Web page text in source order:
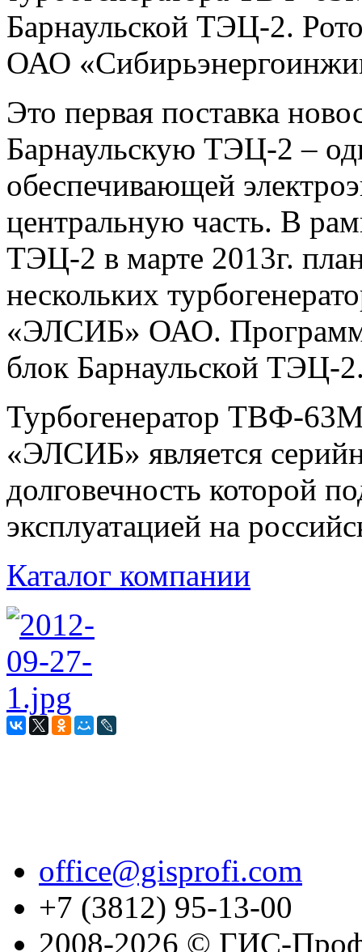
Барнаульской ТЭЦ-2.
ОАО
Это первая поставка
Барнаульскую ТЭЦ-2 –
обеспечивающей
центральную часть. В
ТЭЦ-2 в марте 2013г.
нескольких
«ЭЛСИБ» ОАО.
блок Барнаульской ТЭЦ-
Турбогенератор ТВФ-
«ЭЛСИБ» является
долговечность которой
эксплуатацией на
Каталог компании
office@gisprofi.com
+7 (3812) 95-13-00
2008-2026 © ГИС-